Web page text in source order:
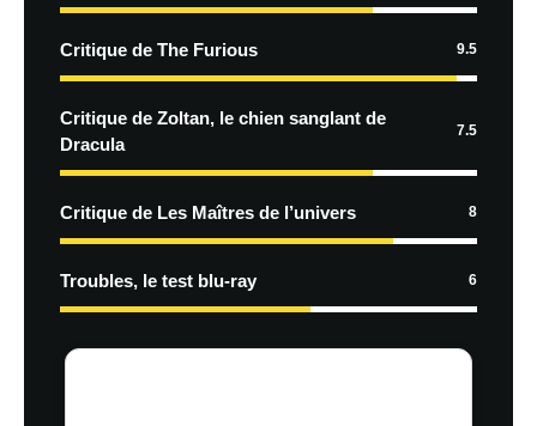
Critique de The Furious 9.5
Critique de Zoltan, le chien sanglant de
Dracula
7.5
Critique de Les Maîtres de l’univers 8
Troubles, le test blu-ray 6